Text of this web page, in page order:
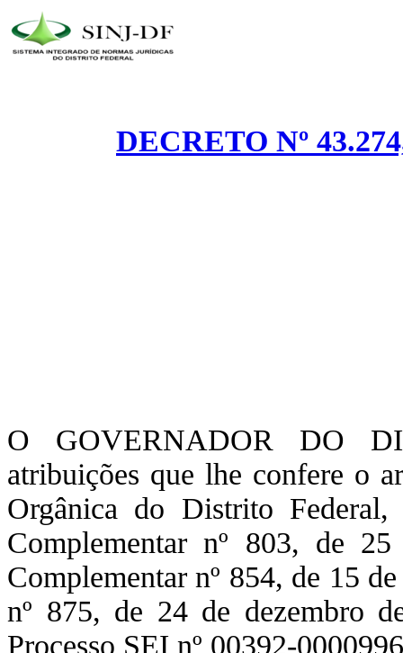
DECRETO Nº
O GOVERNADOR DO
atribuições que lhe confere o
Orgânica do Distrito
Complementar nº 803, de
Complementar nº 854, de 15
nº 875, de 24 de dezembro
Processo SEI nº 00392-